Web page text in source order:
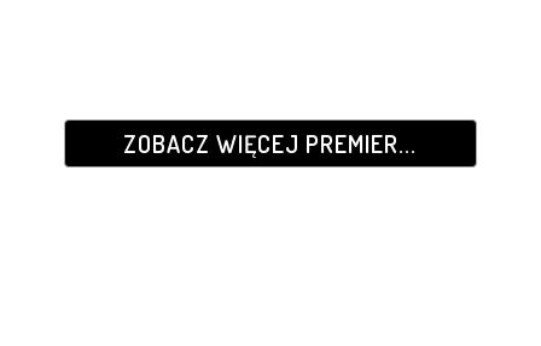
ZOBACZ WIĘCEJ PREMIER...